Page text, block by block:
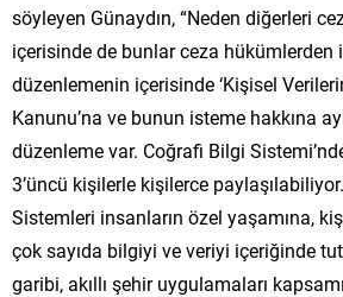
söyleyen Günaydın, “Neden diğerleri
içerisinde de bunlar ceza hükümlerden
düzenlemenin içerisinde ‘Kişisel
Kanunu’na ve bunun isteme hakkına
düzenleme var. Coğrafi Bilgi
3’üncü kişilerle kişilerce
Sistemleri insanların özel yaşamına,
çok sayıda bilgiyi ve veriyi içeriğinde
garibi, akıllı şehir uygulamaları